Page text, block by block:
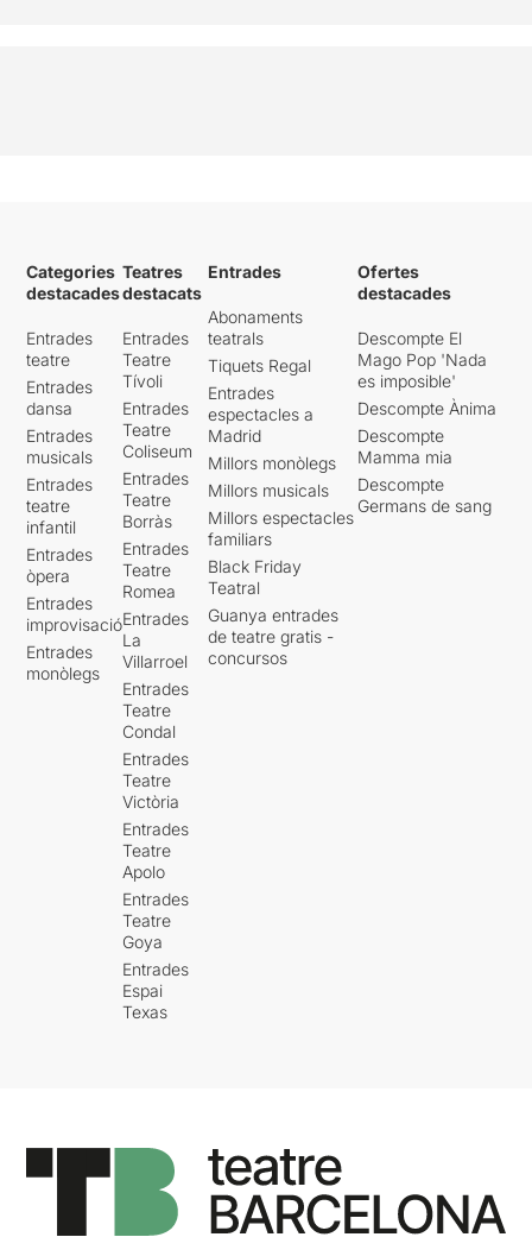
Categories
destacades
Entrades
teatre
Entrades
dansa
Entrades
musicals
Entrades
teatre
infantil
Entrades
òpera
Entrades
improvisació
Entrades
monòlegs
Teatres
destacats
Entrades
Teatre
Tívoli
Entrades
Teatre
Coliseum
Entrades
Teatre
Borràs
Entrades
Teatre
Romea
Entrades
La
Villarroel
Entrades
Teatre
Condal
Entrades
Teatre
Victòria
Entrades
Teatre
Apolo
Entrades
Teatre
Goya
Entrades
Espai
Texas
Entrades
Abonaments
teatrals
Tiquets Regal
Entrades
espectacles a
Madrid
Millors monòlegs
Millors musicals
Millors espectacles
familiars
Black Friday
Teatral
Guanya entrades
de teatre gratis -
concursos
Ofertes
destacades
Descompte El
Mago Pop 'Nada
es imposible'
Descompte Ànima
Descompte
Mamma mia
Descompte
Germans de sang